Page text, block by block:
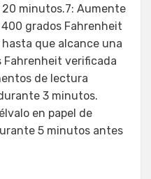
minutos.7: Aumente
grados Fahrenheit
que alcance una
Fahrenheit verificada
de lectura
3 minutos.
en papel de
5 minutos antes